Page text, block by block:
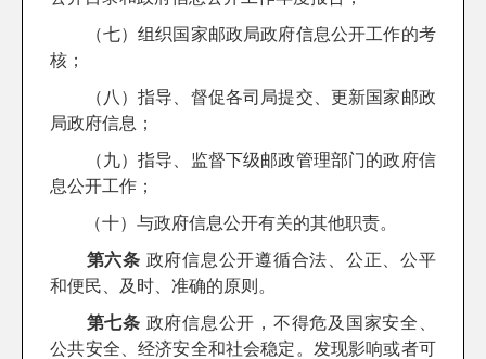
（七）组织国家邮政局政府信息公开工作的考
核；
（八）指导、督促各司局提交、更新国家邮政
局政府信息；
（九）指导、监督下级邮政管理部门的政府信
息公开工作；
（十）与政府信息公开有关的其他职责。
第六条 政府信息公开遵循合法、公正、公平
和便民、及时、准确的原则。
第七条 政府信息公开，不得危及国家安全、
公共安全、经济安全和社会稳定。发现影响或者可